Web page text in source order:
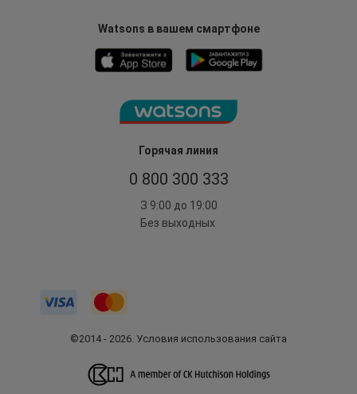
Горячая линия
0 800 300 333
З 9:00 до 19:00
Без выходных
Watsons в вашем смартфоне
©2014 - 2026. Условия использования сайта